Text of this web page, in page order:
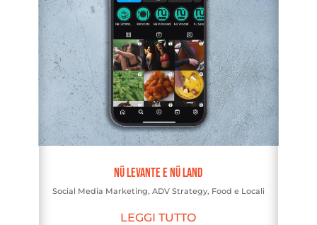
Nü Levante e Nü Land
Social Media Marketing, ADV Strategy, Food e Locali
LEGGI TUTTO